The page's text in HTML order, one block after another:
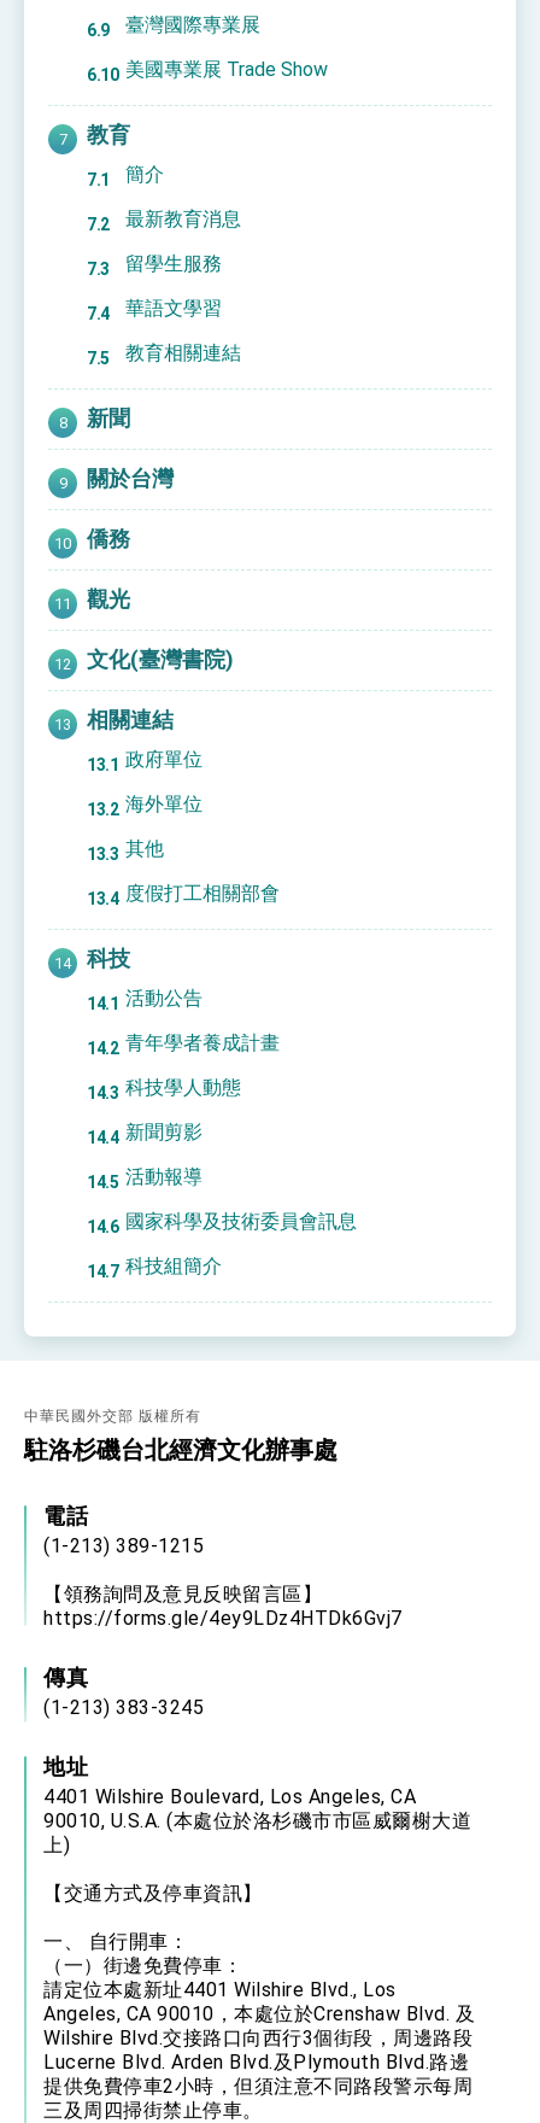
臺灣國際專業展
美國專業展 Trade Show
教育
簡介
最新教育消息
留學生服務
華語文學習
教育相關連結
新聞
關於台灣
僑務
觀光
文化(臺灣書院)
相關連結
政府單位
海外單位
其他
度假打工相關部會
科技
活動公告
青年學者養成計畫
科技學人動態
新聞剪影
活動報導
國家科學及技術委員會訊息
科技組簡介
中華民國外交部 版權所有
駐洛杉磯台北經濟文化辦事處
電話
(1-213) 389-1215
【領務詢問及意見反映留言區】
https://forms.gle/4ey9LDz4HTDk6Gvj7
傳真
(1-213) 383-3245
地址
4401 Wilshire Boulevard, Los Angeles, CA
90010, U.S.A. (本處位於洛杉磯市市區威爾榭大道
上)
【交通方式及停車資訊】
一、 自行開車：
（一）街邊免費停車：
請定位本處新址4401 Wilshire Blvd., Los
Angeles, CA 90010，本處位於Crenshaw Blvd. 及
Wilshire Blvd.交接路口向西行3個街段，周邊路段
Lucerne Blvd. Arden Blvd.及Plymouth Blvd.路邊
提供免費停車2小時，但須注意不同路段警示每周
三及周四掃街禁止停車。